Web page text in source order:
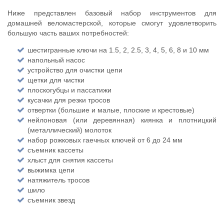
Ниже представлен базовый набор инструментов для
домашней веломастерской, которые смогут удовлетворить
большую часть ваших потребностей:
шестигранные ключи на 1.5, 2, 2.5, 3, 4, 5, 6, 8 и 10 мм
напольный насос
устройство для очистки цепи
щетки для чистки
плоскогубцы и пассатижи
кусачки для резки тросов
отвертки (большие и малые, плоские и крестовые)
нейлоновая (или деревянная) киянка и плотницкий
(металлический) молоток
набор рожковых гаечных ключей от 6 до 24 мм
съемник кассеты
хлыст для снятия кассеты
выжимка цепи
натяжитель тросов
шило
съемник звезд